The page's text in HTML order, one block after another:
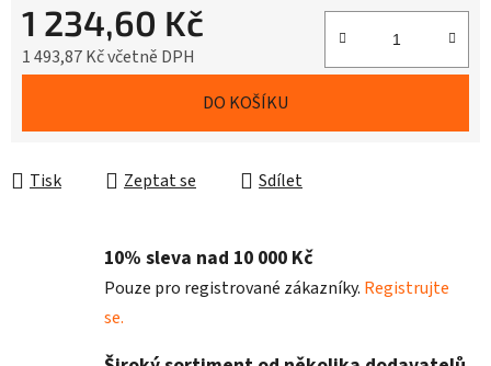
1 234,60 Kč
1 493,87 Kč včetně DPH
DO KOŠÍKU
Tisk Zeptat se Sdílet
10% sleva nad 10 000 Kč
Pouze pro registrované zákazníky. Registrujte
se.